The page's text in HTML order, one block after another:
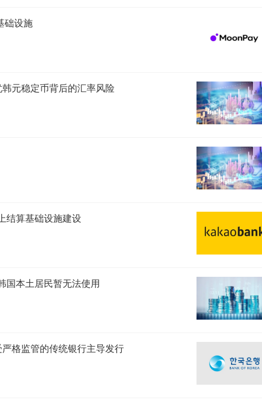
础设施
元稳定币背后的汇率风险
结算基础设施建设
国本土居民暂无法使用
格监管的传统银行主导发行